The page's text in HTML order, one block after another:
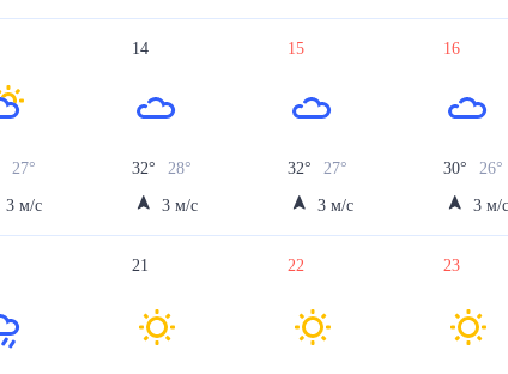
27°
3 м/с
14
32° 28
3 м/с
15
32° 27°
3 м/с
16
30° 26
3 м/
21 22 23